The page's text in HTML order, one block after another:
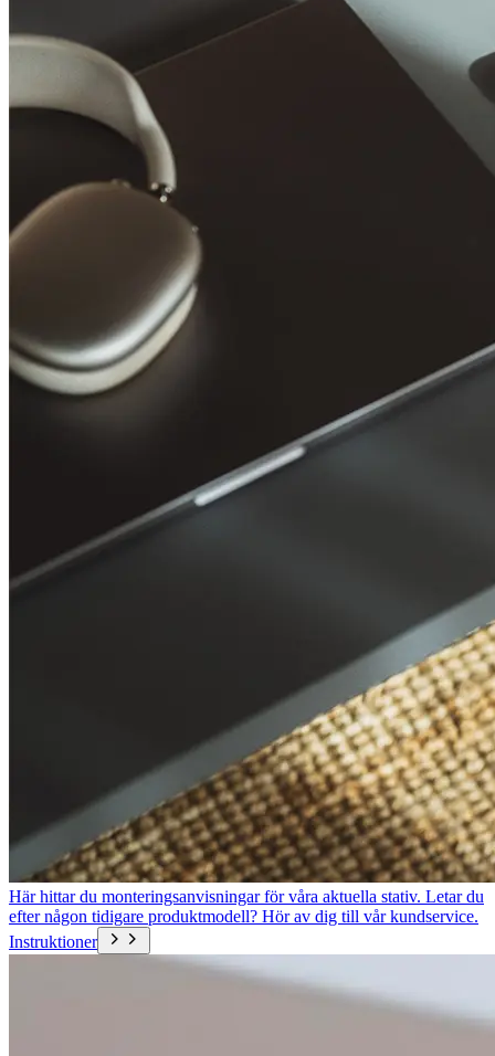
Här hittar du monteringsanvisningar för våra aktuella stativ. Letar du
efter någon tidigare produktmodell? Hör av dig till vår kundservice.
Instruktioner